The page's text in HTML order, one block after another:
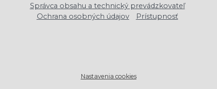
Správca obsahu a technický prevádzkovateľ
Ochrana osobných údajov
Prístupnosť
Nastavenia cookies